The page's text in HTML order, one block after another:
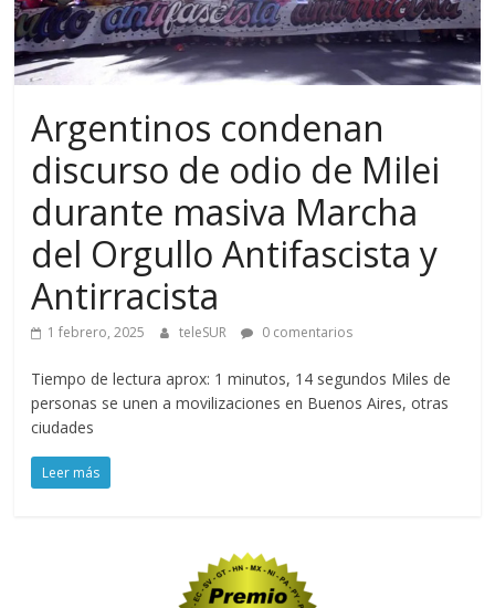
Argentinos condenan
discurso de odio de Milei
durante masiva Marcha
del Orgullo Antifascista y
Antirracista
1 febrero, 2025 teleSUR 0 comentarios
Tiempo de lectura aprox: 1 minutos, 14 segundos Miles de
personas se unen a movilizaciones en Buenos Aires, otras
ciudades
Leer más